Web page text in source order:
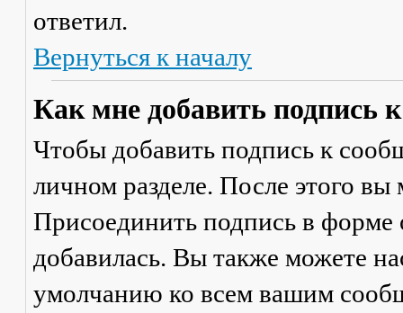
ответил.
Вернуться к началу
Как мне добавить подпись
Чтобы добавить подпись к
личном разделе. После этого
Присоединить подпись в форме
добавилась. Вы также можете
умолчанию ко всем вашим